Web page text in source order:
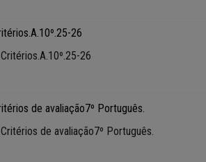
Critérios.A.10º.25-26
Critérios de avaliação7º Português.